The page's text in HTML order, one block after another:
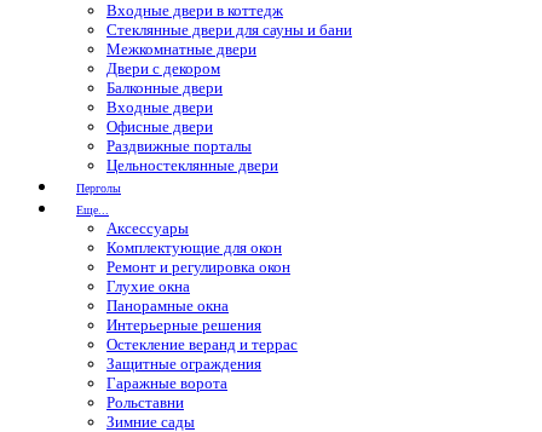
Входные двери в коттедж
Стеклянные двери для сауны и бани
Межкомнатные двери
Двери с декором
Балконные двери
Входные двери
Офисные двери
Раздвижные порталы
Цельностеклянные двери
Перголы
Еще...
Аксессуары
Комплектующие для окон
Ремонт и регулировка окон
Глухие окна
Панорамные окна
Интерьерные решения
Остекление веранд и террас
Защитные ограждения
Гаражные ворота
Рольставни
Зимние сады